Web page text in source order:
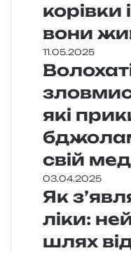
корівки
вони
11.05.2025
які
свій мед
03.04.2025
Як
ліки:
шлях